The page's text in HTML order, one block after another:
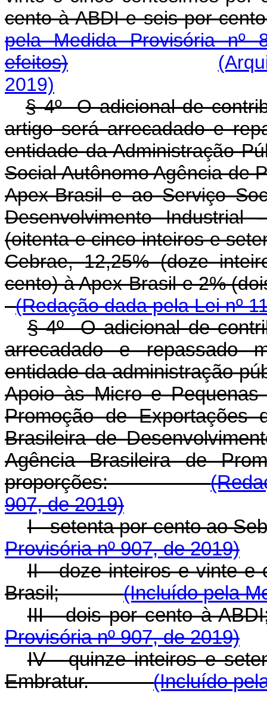
cento à ABDI e seis
pela Medida Provisória nº
efeitos)
2019)
§ 4º O adicional de
artigo será arrecadado e
entidade da Administração
Social Autônomo Agência de
Apex-Brasil e ao Serviço
Desenvolvimento
(oitenta e cinco inteiros e
Cebrae, 12,25% (doze
cento) à Apex-Brasil e
(Redação dada pela Lei nº
§ 4º O adicional de
arrecadado e repassado
entidade da administração
Apoio às Micro e
Promoção de Exportações
Brasileira de
Agência Brasileira de
proporções:
907, de 2019)
I - setenta por cento
Provisória nº 907, de 2019)
II - doze inteiros e vinte e
Brasil;(Incluído pela
III - dois por cento
Provisória nº 907, de 2019)
IV - quinze inteiros e
Embratur.(Incluído